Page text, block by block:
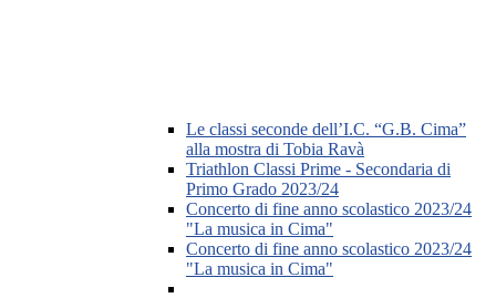
Le classi seconde dell’I.C. “G.B. Cima”
alla mostra di Tobia Ravà
Triathlon Classi Prime - Secondaria di
Primo Grado 2023/24
Concerto di fine anno scolastico 2023/24
"La musica in Cima"
Concerto di fine anno scolastico 2023/24
"La musica in Cima"